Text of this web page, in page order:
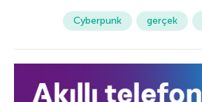
Cyberpunk gerçek